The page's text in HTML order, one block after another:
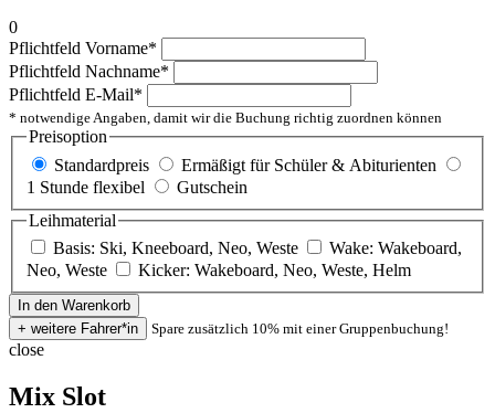
0
Pflichtfeld Vorname*
Pflichtfeld Nachname*
Pflichtfeld E-Mail*
* notwendige Angaben, damit wir die Buchung richtig zuordnen können
Preisoption
Standardpreis
Ermäßigt für Schüler & Abiturienten
1 Stunde flexibel
Gutschein
Leihmaterial
Basis: Ski, Kneeboard, Neo, Weste
Wake: Wakeboard,
Neo, Weste
Kicker: Wakeboard, Neo, Weste, Helm
Spare zusätzlich 10% mit einer Gruppenbuchung!
close
Mix Slot